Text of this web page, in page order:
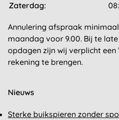
Zaterdag:
Annulering afspraak
maandag voor 9.00. Bij te
opdagen zijn wij verplicht een
rekening te brengen.
Nieuws
Sterke buikspieren zonder